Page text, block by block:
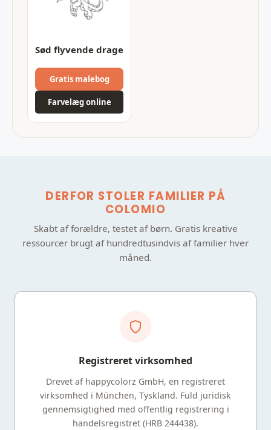
Sød flyvende drage
Gratis malebog
Farvelæg online
DERFOR STOLER FAMILIER PÅ
COLOMIO
Skabt af forældre, testet af børn. Gratis kreative
ressourcer brugt af hundredtusindvis af familier hver
måned.
Registreret virksomhed
Drevet af happycolorz GmbH, en registreret
virksomhed i München, Tyskland. Fuld juridisk
gennemsigtighed med offentlig registrering i
handelsregistret (HRB 244438).